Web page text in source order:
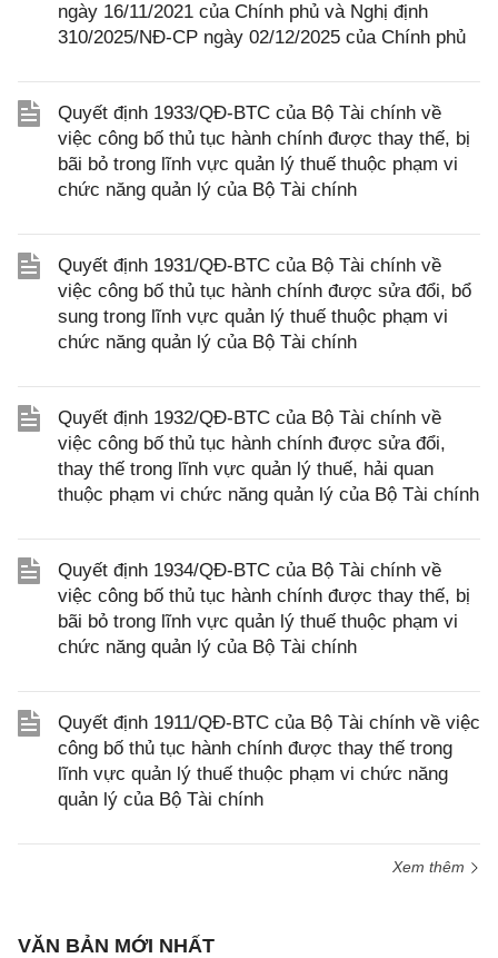
ngày 16/11/2021 của Chính phủ và Nghị định
310/2025/NĐ-CP ngày 02/12/2025 của Chính phủ
Quyết định 1933/QĐ-BTC của Bộ Tài chính về
việc công bố thủ tục hành chính được thay thế, bị
bãi bỏ trong lĩnh vực quản lý thuế thuộc phạm vi
chức năng quản lý của Bộ Tài chính
Quyết định 1931/QĐ-BTC của Bộ Tài chính về
việc công bố thủ tục hành chính được sửa đổi, bổ
sung trong lĩnh vực quản lý thuế thuộc phạm vi
chức năng quản lý của Bộ Tài chính
Quyết định 1932/QĐ-BTC của Bộ Tài chính về
việc công bố thủ tục hành chính được sửa đổi,
thay thế trong lĩnh vực quản lý thuế, hải quan
thuộc phạm vi chức năng quản lý của Bộ Tài chính
Quyết định 1934/QĐ-BTC của Bộ Tài chính về
việc công bố thủ tục hành chính được thay thế, bị
bãi bỏ trong lĩnh vực quản lý thuế thuộc phạm vi
chức năng quản lý của Bộ Tài chính
Quyết định 1911/QĐ-BTC của Bộ Tài chính về việc
công bố thủ tục hành chính được thay thế trong
lĩnh vực quản lý thuế thuộc phạm vi chức năng
quản lý của Bộ Tài chính
Xem thêm
VĂN BẢN MỚI NHẤT